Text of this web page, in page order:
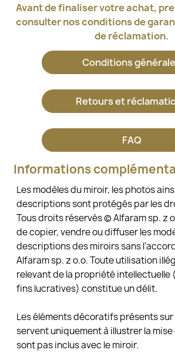
Avant de finaliser votre achat,
consulter nos conditions de
de réclamation.
Conditions
Retours et
FAQ
Informations
Les modèles du miroir, les photos
descriptions sont protégés par les
Tous droits réservés © Alfaram sp. z
de copier, vendre ou diffuser les
descriptions des miroirs sans
Alfaram sp. z o.o. Toute utilisation
relevant de la propriété intellectuelle
fins lucratives) constitue un délit.
Les éléments décoratifs présents
servent uniquement à illustrer la mise
sont pas inclus avec le miroir.